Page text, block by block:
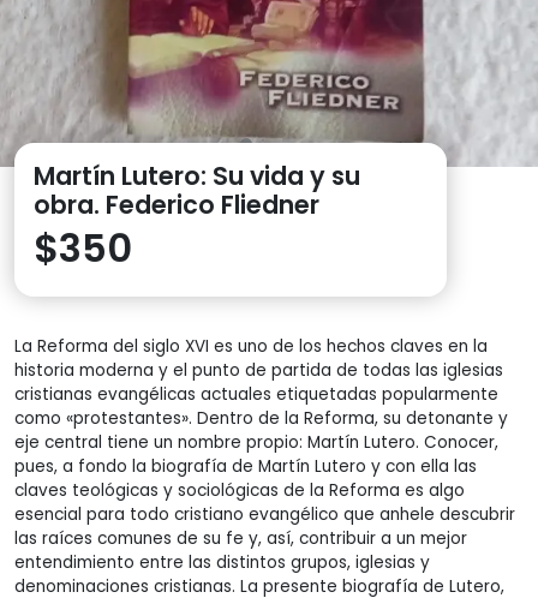
Martín Lutero: Su vida y su
obra. Federico Fliedner
$350
La Reforma del siglo XVI es uno de los hechos claves en la
historia moderna y el punto de partida de todas las iglesias
cristianas evangélicas actuales etiquetadas popularmente
como «protestantes». Dentro de la Reforma, su detonante y
eje central tiene un nombre propio: Martín Lutero. Conocer,
pues, a fondo la biografía de Martín Lutero y con ella las
claves teológicas y sociológicas de la Reforma es algo
esencial para todo cristiano evangélico que anhele descubrir
las raíces comunes de su fe y, así, contribuir a un mejor
entendimiento entre las distintos grupos, iglesias y
denominaciones cristianas. La presente biografía de Lutero,